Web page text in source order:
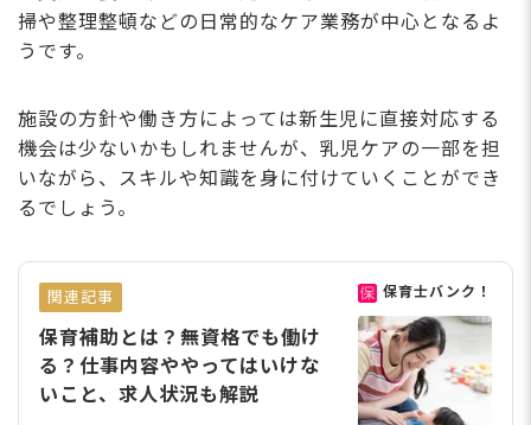
掃や整理整頓などの日常的なケア業務が中心となるよ
うです。
施設の方針や働き方によっては新生児に直接対応する
機会は少ないかもしれませんが、乳児ケアの一部を担
いながら、スキルや知識を身に付けていくことができ
るでしょう。
関連記事
保育補助とは？無資格でも働け
る？仕事内容ややってはいけな
いこと、求人状況も解説
保育士バンク！